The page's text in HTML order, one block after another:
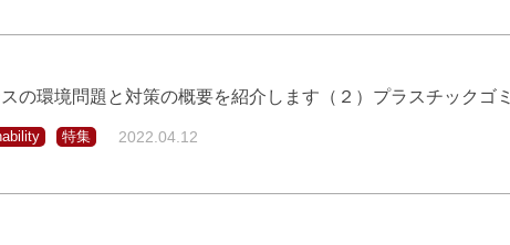
の環境問題と対策の概要を紹介します（２）プラスチックゴミ
特集 2022.04.12